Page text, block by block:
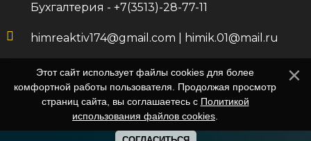
Бухгалтерия - +7(3513)-28-77-11
himreaktiv174@gmail.com himik.01@mail.ru
Этот сайт использует файлы cookies для более
комфортной работы пользователя. Продолжая просмотр
страниц сайта, вы соглашаетесь с Политикой
использования файлов cookies